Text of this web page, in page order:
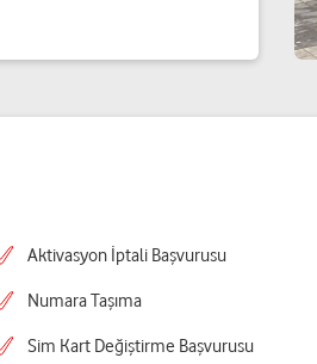
Aktivasyon İptali Başvurusu
Numara Taşıma
Sim Kart Değiştirme Başvurusu